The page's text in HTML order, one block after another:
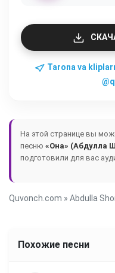
Tarona va
На этой странице вы
песню «Она» (Абдулла
подготовили для вас
Quvonch.com » Abdulla
Похожие песни